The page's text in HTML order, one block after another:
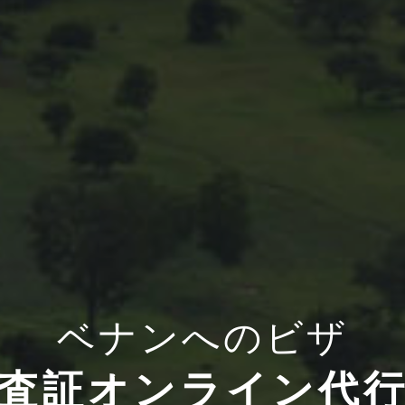
ベナンへのビザ
証オンライン代